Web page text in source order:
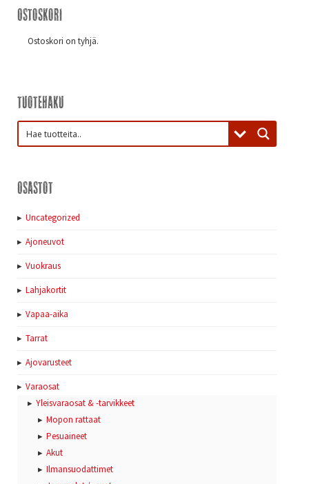
Ostoskori
Ostoskori on tyhjä.
Tuotehaku
Osastot
Uncategorized
Ajoneuvot
Vuokraus
Lahjakortit
Vapaa-aika
Tarrat
Ajovarusteet
Varaosat
Yleisvaraosat & -tarvikkeet
Mopon rattaat
Pesuaineet
Akut
Ilmansuodattimet